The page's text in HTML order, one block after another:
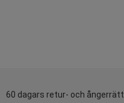
60 dagars retur- och ångerrätt